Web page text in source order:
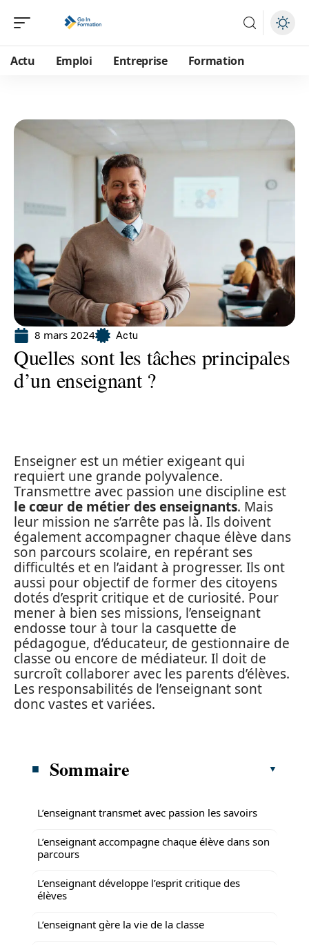
Actu Emploi Entreprise Formation
8 mars 2024 Actu
Quelles sont les tâches principales
d’un enseignant ?
Enseigner est un métier exigeant qui
requiert une grande polyvalence.
Transmettre avec passion une discipline est
le cœur de métier des enseignants. Mais
leur mission ne s’arrête pas là. Ils doivent
également accompagner chaque élève dans
son parcours scolaire, en repérant ses
difficultés et en l’aidant à progresser. Ils ont
aussi pour objectif de former des citoyens
dotés d’esprit critique et de curiosité. Pour
mener à bien ses missions, l’enseignant
endosse tour à tour la casquette de
pédagogue, d’éducateur, de gestionnaire de
classe ou encore de médiateur. Il doit de
surcroît collaborer avec les parents d’élèves.
Les responsabilités de l’enseignant sont
donc vastes et variées.
Sommaire
L’enseignant transmet avec passion les savoirs
L’enseignant accompagne chaque élève dans son
parcours
L’enseignant développe l’esprit critique des
élèves
L’enseignant gère la vie de la classe